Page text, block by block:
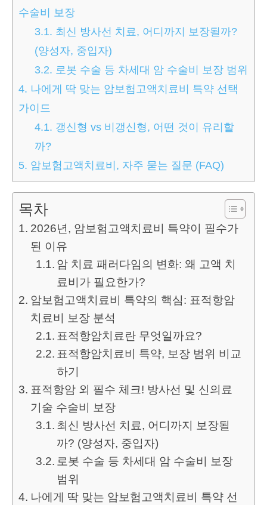
수술비 보장
3.1. 최신 방사선 치료, 어디까지 보장될까?
(양성자, 중입자)
3.2. 로봇 수술 등 차세대 암 수술비 보장 범위
4. 나에게 딱 맞는 암보험고액치료비 특약 선택
가이드
4.1. 갱신형 vs 비갱신형, 어떤 것이 유리할
까?
5. 암보험고액치료비, 자주 묻는 질문 (FAQ)
목차
2026년, 암보험고액치료비 특약이 필수가
된 이유
암 치료 패러다임의 변화: 왜 고액 치
료비가 필요한가?
암보험고액치료비 특약의 핵심: 표적항암
치료비 보장 분석
표적항암치료란 무엇일까요?
표적항암치료비 특약, 보장 범위 비교
하기
표적항암 외 필수 체크! 방사선 및 신의료
기술 수술비 보장
최신 방사선 치료, 어디까지 보장될
까? (양성자, 중입자)
로봇 수술 등 차세대 암 수술비 보장
범위
나에게 딱 맞는 암보험고액치료비 특약 선